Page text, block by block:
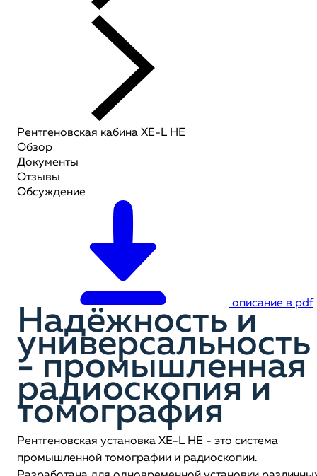
Рентгеновская кабина XE-L HE
Обзор
Документы
Отзывы
Обсуждение
описание в pdf
Надёжность и
универсальность
- промышленная
радиоскопия и
томография
Рентгеновская установка XE-L HE - это система
промышленной томографии и радиоскопии.